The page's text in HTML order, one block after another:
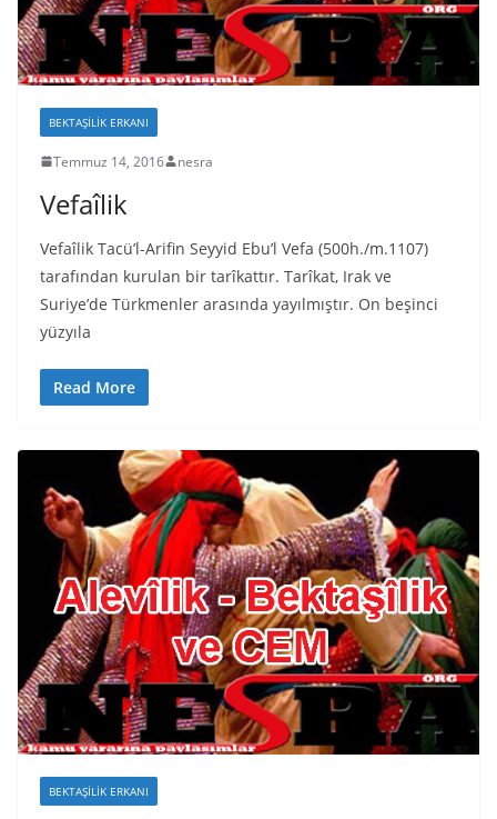
BEKTAŞILIK ERKANI
Temmuz 14, 2016 nesra
Vefaîlik
Vefaîlik Tacü’l-Arifin Seyyid Ebu’l Vefa (500h./m.1107)
tarafından kurulan bir tarîkattır. Tarîkat, Irak ve
Suriye’de Türkmenler arasında yayılmıştır. On beşinci
yüzyıla
Read More
BEKTAŞILIK ERKANI